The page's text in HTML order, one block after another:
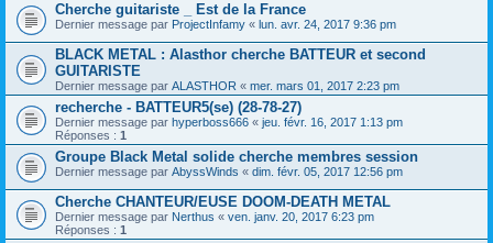
Cherche guitariste _ Est de la France
Dernier message par ProjectInfamy « lun. avr. 24, 2017 9:36 pm
BLACK METAL : Alasthor cherche BATTEUR et second
GUITARISTE
Dernier message par ALASTHOR « mer. mars 01, 2017 2:23 pm
recherche - BATTEUR5(se) (28-78-27)
Dernier message par hyperboss666 « jeu. févr. 16, 2017 1:13 pm
Réponses : 1
Groupe Black Metal solide cherche membres session
Dernier message par AbyssWinds « dim. févr. 05, 2017 12:56 pm
Cherche CHANTEUR/EUSE DOOM-DEATH METAL
Dernier message par Nerthus « ven. janv. 20, 2017 6:23 pm
Réponses : 1